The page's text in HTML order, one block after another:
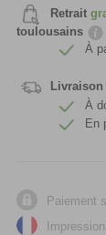
Retrait
toulousains
À
Livraison
À
En
Paiement